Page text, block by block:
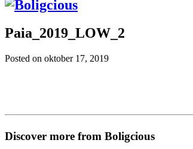
Paia_2019_LOW_2
Posted on oktober 17, 2019
Discover more from Boligcious